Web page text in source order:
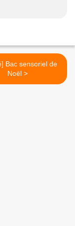
Bac sensoriel de
Noël >